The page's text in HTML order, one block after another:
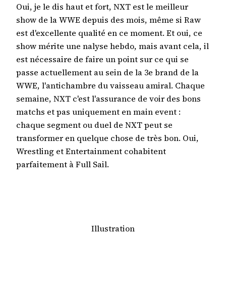
Oui, je le dis haut et fort, NXT est le meilleur
show de la WWE depuis des mois, même si Raw
est d'excellente qualité en ce moment. Et oui, ce
show mérite une nalyse hebdo, mais avant cela, il
est nécessaire de faire un point sur ce qui se
passe actuellement au sein de la 3e brand de la
WWE, l'antichambre du vaisseau amiral. Chaque
semaine, NXT c'est l'assurance de voir des bons
matchs et pas uniquement en main event :
chaque segment ou duel de NXT peut se
transformer en quelque chose de très bon. Oui,
Wrestling et Entertainment cohabitent
parfaitement à Full Sail.
Illustration